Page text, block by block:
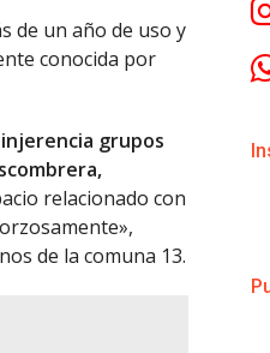
de un año de uso y
conocida por
grupos
relacionado con
de la comuna 13.